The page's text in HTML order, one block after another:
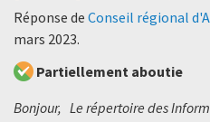
Réponse de Conseil régional
mars 2023.
Partiellement aboutie
Bonjour, Le répertoire des